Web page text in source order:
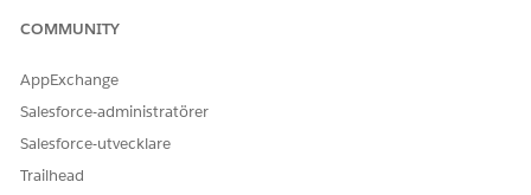
SE ÄVEN:
E-postsäkerhetsmekanismer
Krav för att skicka e-post från Salesforce
COMMUNITY
AppExchange
Salesforce-administratörer
Salesforce-utvecklare
Trailhead